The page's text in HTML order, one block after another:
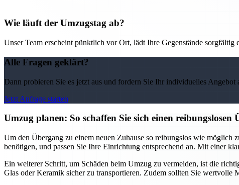
Wie läuft der Umzugstag ab?
Unser Team erscheint pünktlich vor Ort, lädt Ihre Gegenstände
Alle Fragen geklärt?
Dann probieren Sie es jetzt aus und fordern Sie Ihr individuelles Angebot
Jetzt Anfrage starten
Umzug planen: So schaffen Sie sich einen reibungslosen
Um den Übergang zu einem neuen Zuhause so reibungslos wie möglich
benötigen, und passen Sie Ihre Einrichtung entsprechend an. Mit einer
Ein weiterer Schritt, um Schäden beim Umzug zu vermeiden, ist die
Glas oder Keramik sicher zu transportieren. Zudem sollten Sie wertvolle